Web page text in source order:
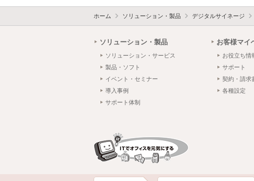
ホーム ソリューション・製品 デジタルサイネージ
ソリューション・製品
ソリューション・サービス
製品・ソフト
イベント・セミナー
導入事例
サポート体制
お客様マイ
お役立ち情
サポート
契約・請求
各種設定